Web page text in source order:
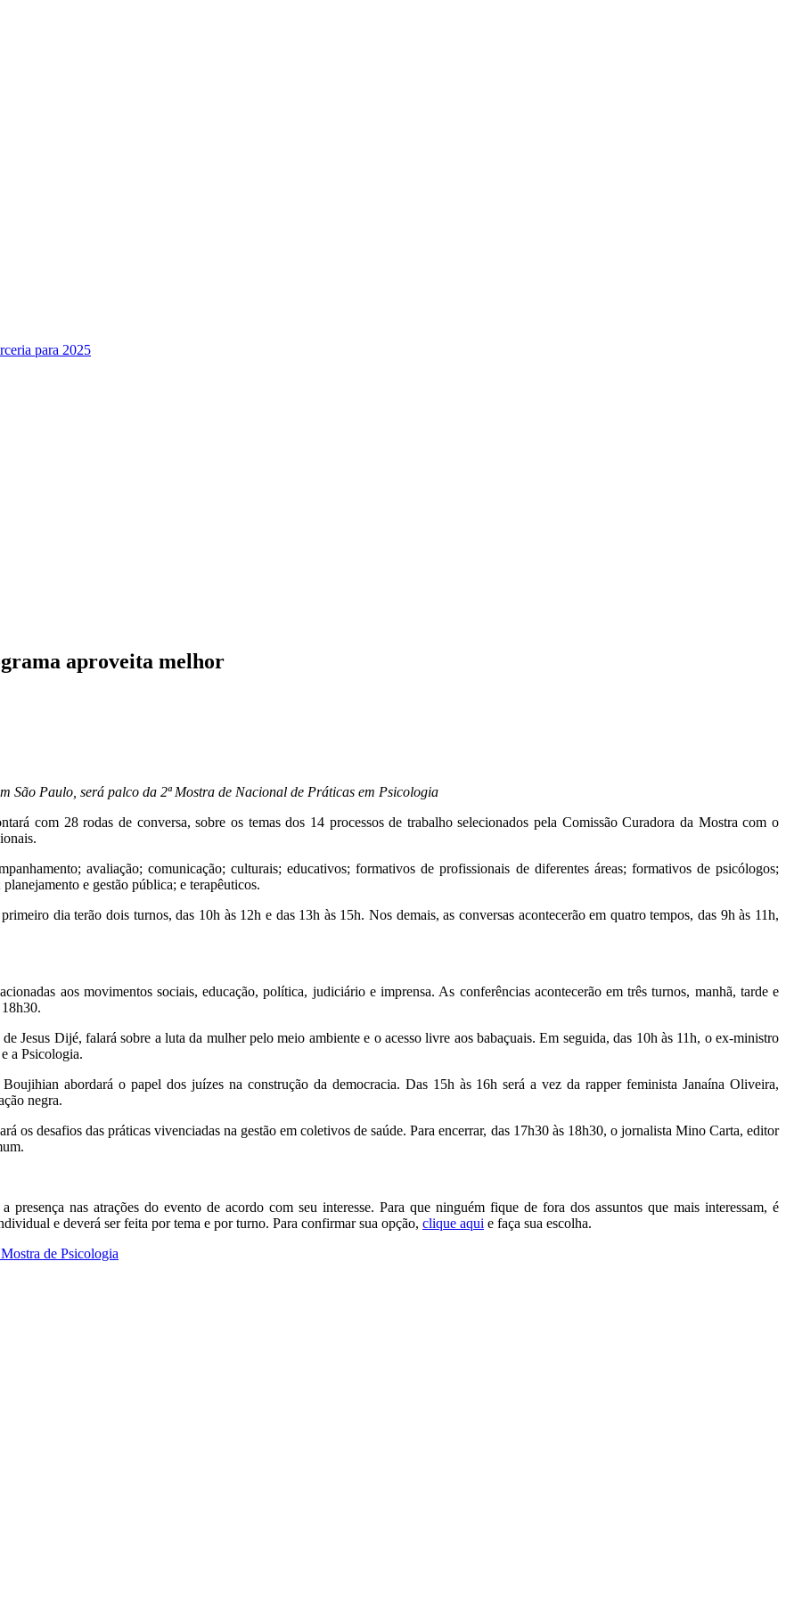
para 2025
aproveita melhor
São Paulo, será palco da 2ª Mostra de Nacional de Práticas em Psicologia
com 28 rodas de conversa, sobre os temas dos 14 processos de trabalho selecionados pela Comissão Curadora da Mostra com o
avaliação; comunicação; culturais; educativos; formativos de profissionais de diferentes áreas; formativos de psicólogos;
e gestão pública; e terapêuticos.
dia terão dois turnos, das 10h às 12h e das 13h às 15h. Nos demais, as conversas acontecerão em quatro tempos, das 9h às 11h,
aos movimentos sociais, educação, política, judiciário e imprensa. As conferências acontecerão em três turnos, manhã, tarde e
Jesus Dijé, falará sobre a luta da mulher pelo meio ambiente e o acesso livre aos babaçuais. Em seguida, das 10h às 11h, o ex-ministro
a Psicologia.
abordará o papel dos juízes na construção da democracia. Das 15h às 16h será a vez da rapper feminista Janaína Oliveira,
negra.
os desafios das práticas vivenciadas na gestão em coletivos de saúde. Para encerrar, das 17h30 às 18h30, o jornalista Mino Carta, editor
nas atrações do evento de acordo com seu interesse. Para que ninguém fique de fora dos assuntos que mais interessam, é
e deverá ser feita por tema e por turno. Para confirmar sua opção, clique aqui e faça sua escolha.
de Psicologia